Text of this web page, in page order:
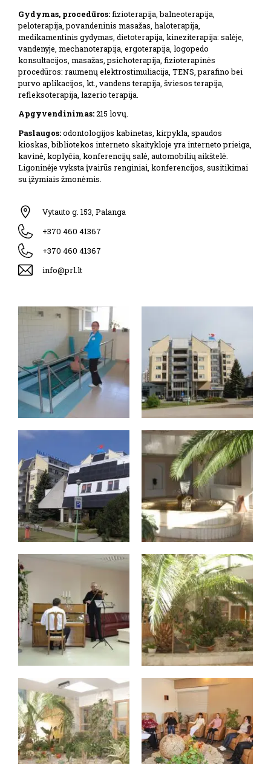
Gydymas, procedūros:fizioterapija, balneoterapija,
peloterapija, povandeninis masažas, haloterapija,
medikamentinis gydymas, dietoterapija, kineziterapija: salėje,
vandenyje, mechanoterapija, ergoterapija, logopedo
konsultacijos, masažas, psichoterapija, fizioterapinės
procedūros: raumenų elektrostimuliacija, TENS, parafino bei
purvo aplikacijos, kt., vandens terapija, šviesos terapija,
refleksoterapija, lazerio terapija.
Apgyvendinimas:215 lovų.
Paslaugos:odontologijos kabinetas, kirpykla, spaudos
kioskas, bibliotekos interneto skaitykloje yra interneto prieiga,
kavinė, koplyčia, konferencijų salė, automobilių aikštelė.
Ligoninėje vyksta įvairūs renginiai, konferencijos, susitikimai
su įžymiais žmonėmis.
Vytauto g. 153, Palanga
+370 460 41367
+370 460 41367
info@prl.lt